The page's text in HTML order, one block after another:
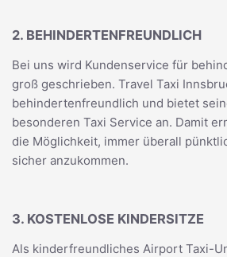
2. BEHINDERTENFREUNDLICH
Bei uns wird Kundenservice für
groß geschrieben. Travel Taxi
behindertenfreundlich und bietet
besonderen Taxi Service an. Damit
die Möglichkeit, immer überall
sicher anzukommen.
3. KOSTENLOSE KINDERSITZE
Als kinderfreundliches Airport Taxi-